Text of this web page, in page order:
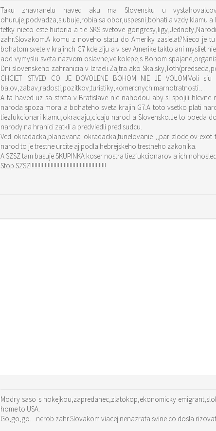
Taku zhavranelu haved aku ma Slovensku u
ohuruje,podvadza,slubuje,robia sa obor,uspesni,bohati a vzdy klamu a
tetky nieco este hutoria a tie SKS svetove
zahr.Slovakom.A komu z noveho statu do Ameriky zasielat?Nieco je
bohatom svete v krajinch G7 kde ziju a v sev.Amerike takto ani mysliet
aod vymyslu sveta nazvom oslavne,velkolepe,s Bohom
Dni slovenskeho zahranicia v Izraeli.Zajtra ako
CHCIET IST.VED CO JE DOVOLENE BOHOM NIE JE
balov,zabav,radosti,pozitkov,turistiky,komercnych marnotratnosti…
A ta haved uz sa streta v Bratislave nie nahodou aby si spojili
naroda spoza mora a bohateho sveta krajin G7.A toto vsetko plati
tiezfukcionari klamu,okradaju,cicaju narod a Slovensko.Je to boeda
narody na hranici zatkli a predviedli pred sudcu.
Ved okradacka,planovana okradacka,tunelovanie ,,par zlodejov-
narod to je trestne urcite aj podla hebrejskeho trestneho zakonika.
A SZSZ tam basuje SKUPINKA koser nostra tiezfukcionarov a ich
Stop SZSZ!!!!!!!!!!!!!!!!!!!!!!!!!!!!!!!!!!!!!!!!!!!!!!!!!!!!
Modry saso s hokejkou,zapredanec,zlatokop,ekonomicky
home to USA.
Go,go,go…nerob zahr.Slovakom viacej nenazrata svine co dosla